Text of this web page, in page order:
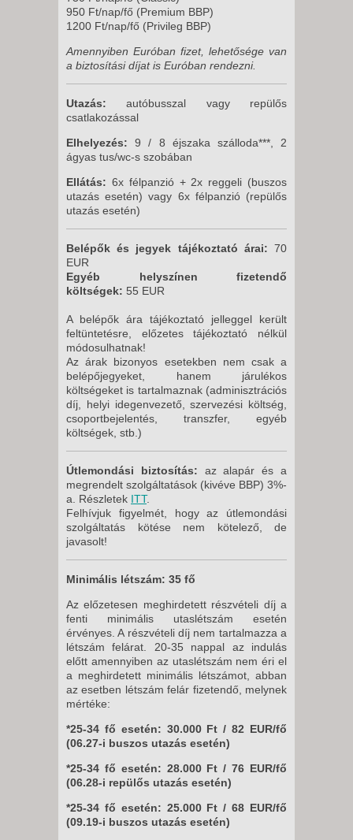
950 Ft/nap/fő (Premium BBP)
1200 Ft/nap/fő (Privileg BBP)
Amennyiben Euróban fizet, lehetősége van
a biztosítási díjat is Euróban rendezni.
Utazás: autóbusszal vagy repülős
csatlakozással
Elhelyezés: 9 / 8 éjszaka szálloda***, 2
ágyas tus/wc-s szobában
Ellátás: 6x félpanzió + 2x reggeli (buszos
utazás esetén) vagy 6x félpanzió (repülős
utazás esetén)
Belépők és jegyek tájékoztató árai: 70
EUR
Egyéb helyszínen fizetendő
költségek: 55 EUR
A belépők ára tájékoztató jelleggel került
feltüntetésre, előzetes tájékoztató nélkül
módosulhatnak!
Az árak bizonyos esetekben nem csak a
belépőjegyeket, hanem járulékos
költségeket is tartalmaznak (adminisztrációs
díj, helyi idegenvezető, szervezési költség,
csoportbejelentés, transzfer, egyéb
költségek, stb.)
Útlemondási biztosítás: az alapár és a
megrendelt szolgáltatások (kivéve BBP) 3%-
a. Részletek ITT.
Felhívjuk figyelmét, hogy az útlemondási
szolgáltatás kötése nem kötelező, de
javasolt!
Minimális létszám: 35 fő
Az előzetesen meghirdetett részvételi díj a
fenti minimális utaslétszám esetén
érvényes. A részvételi díj nem tartalmazza a
létszám felárat. 20-35 nappal az indulás
előtt amennyiben az utaslétszám nem éri el
a meghirdetett minimális létszámot, abban
az esetben létszám felár fizetendő, melynek
mértéke:
*25-34 fő esetén: 30.000 Ft / 82 EUR/fő
(06.27-i buszos utazás esetén)
*25-34 fő esetén: 28.000 Ft / 76 EUR/fő
(06.28-i repülős utazás esetén)
*25-34 fő esetén: 25.000 Ft / 68 EUR/fő
(09.19-i buszos utazás esetén)